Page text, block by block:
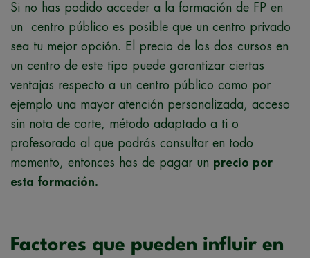
Si no has podido acceder a la formación de FP en
un centro público es posible que un centro privado
sea tu mejor opción. El precio de los dos cursos en
un centro de este tipo puede garantizar ciertas
ventajas respecto a un centro público como por
ejemplo una mayor atención personalizada, acceso
sin nota de corte, método adaptado a ti o
profesorado al que podrás consultar en todo
momento, entonces has de pagar un precio por
esta formación.
Factores que pueden influir en